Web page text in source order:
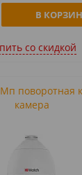
В
cо скидкой
поворотная
камера